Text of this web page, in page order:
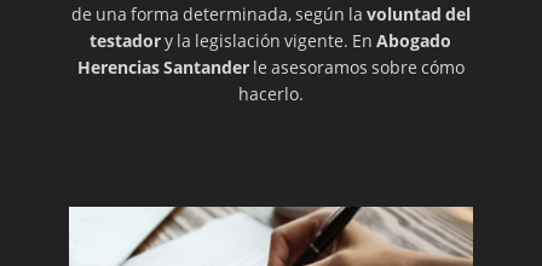
de una forma determinada, según la voluntad del
testadory la legislación vigente. En Abogado
Herencias Santanderle asesoramos sobre cómo
hacerlo.